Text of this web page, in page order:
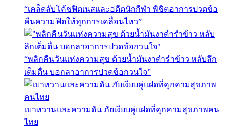
“เคล็ดลับโค้ชฟิตเนสและอดีตนักกีฬา พิชิตอาการปวดข้อ
คืนความฟิตให้ทุกการเคลื่อนไหว”
“พลิกคืนวันแห่งความสุข ด้วยน้ำมันงาดำรำข้าว หลับลึก
เต็มตื่น บอกลาอาการปวดข้อกวนใจ”
เบาหวานและความดัน ภัยเงียบคู่แฝดที่คุกคามสุขภาพคน
ไทย